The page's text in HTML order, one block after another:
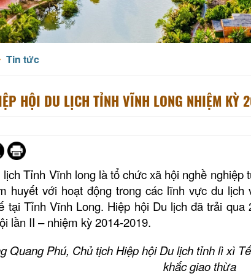
Tin tức
HỘI DU LỊCH TỈNH VĨNH LONG NHIỆM KỲ
lịch Tỉnh Vĩnh long là tổ chức xã hội nghề nghiệp
huyết với hoạt động trong các lĩnh vực du
tại Tỉnh Vĩnh Long. Hiệp hội Du lịch đã trải
lần II – nhiệm kỳ 2014-2019.
Quang Phú, Chủ tịch Hiệp hội Du lịch tỉnh lì xì
khắc giao thừa